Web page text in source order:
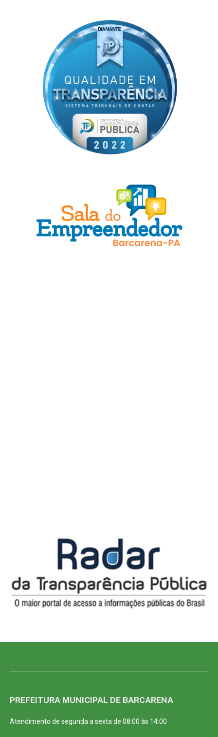
PREFEITURA MUNICIPAL DE BARCARENA
Atendimento de segunda a sexta de 08:00 às 14:00